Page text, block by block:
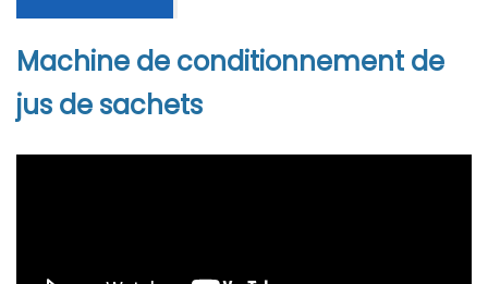
Machine de conditionnement de
jus de sachets